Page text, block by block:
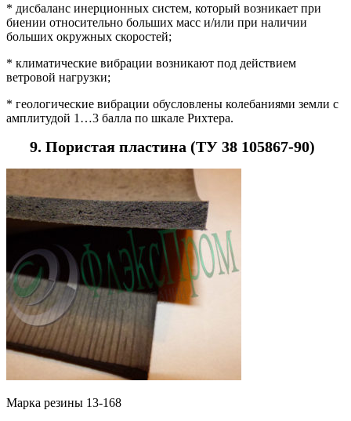
* дисбаланс инерционных систем, который возникает при
биении относительно больших масс и/или при наличии
больших окружных скоростей;
* климатические вибрации возникают под действием
ветровой нагрузки;
* геологические вибрации обусловлены колебаниями земли с
амплитудой 1…3 балла по шкале Рихтера.
9. Пористая пластина (ТУ 38 105867-90)
Марка резины 13-168